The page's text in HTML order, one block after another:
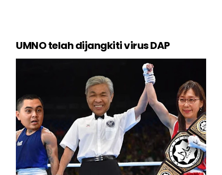
UMNO telah dijangkiti virus DAP